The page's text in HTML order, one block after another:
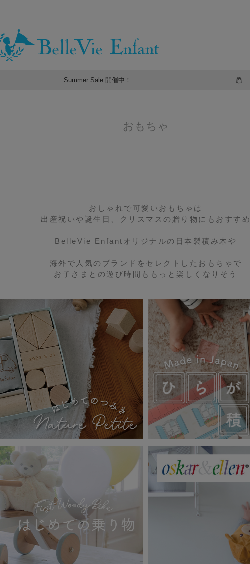
Summer Sale 開催中！
おもちゃ
おしゃれで可愛いおもちゃは
出産祝いや誕生日、クリスマスの贈り物にもおすすめ
BelleVie Enfantオリジナルの日本製積み木や
海外で人気のブランドをセレクトしたおもちゃで
お子さまとの遊び時間ももっと楽しくなりそう